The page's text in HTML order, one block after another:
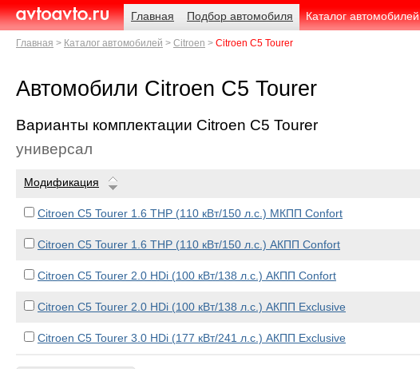
AvtoAvto.ru
Навигация
Главная
Подбор автомобиля Каталог автомобилей
Родительские
страницы
Главная Каталог автомобилей Citroen Citroen C5 Tourer
Автомобили Citroen C5 Tourer
Варианты комплектации Citroen C5 Tourer
универсал
Модификация
Citroen C5 Tourer 1.6 THP (110 кВт/150 л.с.) МКПП Confort
Citroen C5 Tourer 1.6 THP (110 кВт/150 л.с.) АКПП Confort
Citroen C5 Tourer 2.0 HDi (100 кВт/138 л.с.) АКПП Confort
Citroen C5 Tourer 2.0 HDi (100 кВт/138 л.с.) АКПП Exclusive
Citroen C5 Tourer 3.0 HDi (177 кВт/241 л.с.) АКПП Exclusive